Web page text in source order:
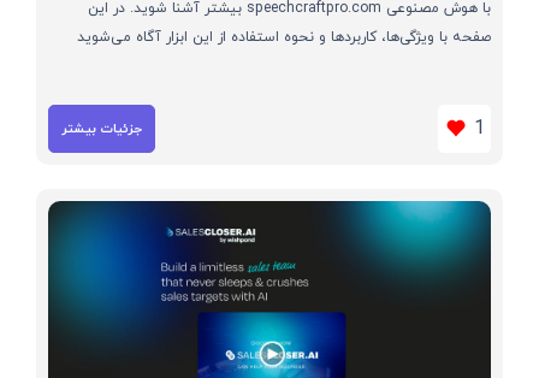
با هوش مصنوعی speechcraftpro.com بیشتر آشنا شوید. در این
صفحه با ویژگی‌ها، کاربردها و نحوه استفاده از این ابزار آگاه می‌شوید
1 جزئیات بیشتر